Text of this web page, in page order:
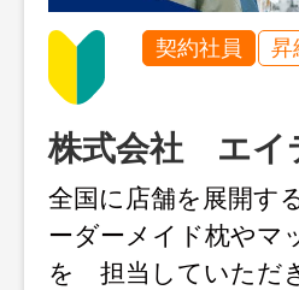
契約社員 昇
株式会社 エイ
全国に店舗を展開
ーダーメイド枕やマ
を 担当していただ